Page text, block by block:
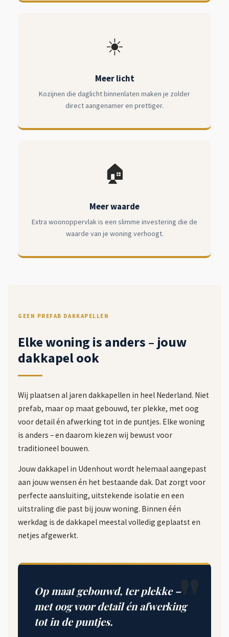
☀️
Meer licht
Kozijnen die daglicht binnenlaten maken je zolder
direct aangenamer en prettiger.
🏠
Meer waarde
Extra woonoppervlak is een slimme investering die de
waarde van je woning verhoogt.
GEEN PREFAB DAKKAPELLEN
Elke woning is anders – jouw
dakkapel ook
Wij plaatsen al jaren dakkapellen in heel Nederland. Niet
prefab, maar op maat gebouwd, ter plekke, met oog
voor detail én afwerking tot in de puntjes. Elke woning
is anders – en daarom kiezen wij bewust voor
traditioneel bouwen.
Jouw dakkapel in Udenhout wordt helemaal aangepast
aan jouw wensen én het bestaande dak. Dat zorgt voor
perfecte aansluiting, uitstekende isolatie en een
uitstraling die past bij jouw woning. Binnen één
werkdag is de dakkapel meestal volledig geplaatst en
netjes afgewerkt.
Op maat gebouwd, ter plekke –
met oog voor detail én afwerking
tot in de puntjes.